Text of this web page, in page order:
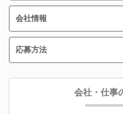
会社情報
応募方法
会社・仕事